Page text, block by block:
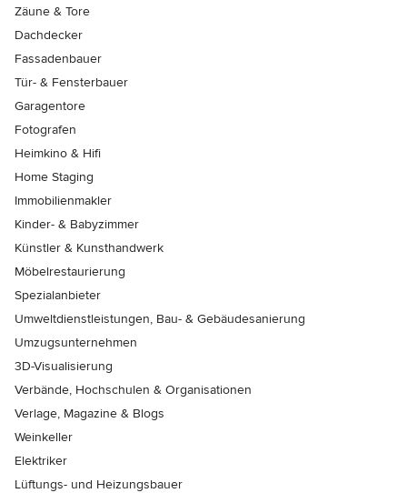
Zäune & Tore
Dachdecker
Fassadenbauer
Tür- & Fensterbauer
Garagentore
Fotografen
Heimkino & Hifi
Home Staging
Immobilienmakler
Kinder- & Babyzimmer
Künstler & Kunsthandwerk
Möbelrestaurierung
Spezialanbieter
Umweltdienstleistungen, Bau- & Gebäudesanierung
Umzugsunternehmen
3D-Visualisierung
Verbände, Hochschulen & Organisationen
Verlage, Magazine & Blogs
Weinkeller
Elektriker
Lüftungs- und Heizungsbauer